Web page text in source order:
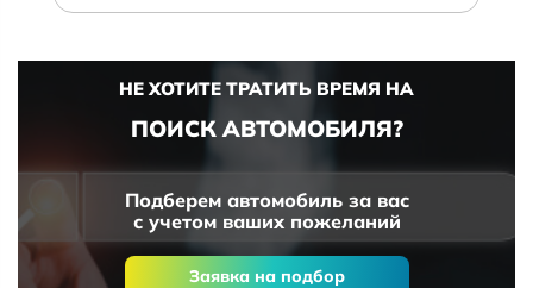
НЕ ХОТИТЕ ТРАТИТЬ ВРЕМЯ НА
ПОИСК АВТОМОБИЛЯ?
Подберем автомобиль за вас
с учетом ваших пожеланий
Заявка на подбор